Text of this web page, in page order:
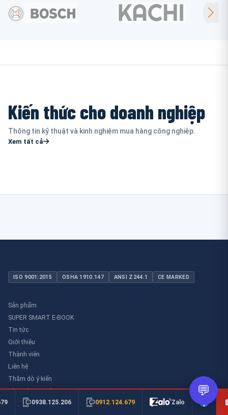
Kiến thức cho doanh nghiệp
Thông tin kỹ thuật và kinh nghiệm mua hàng công nghiệp.
Xem tất cả
ISO 9001:2015 OSHA 1910.147 ANSI Z244.1 CE MARKED
Sản phẩm
SUPER SMART E-BOOK
Tin tức
Giới thiệu
Thành viên
Liên hệ
Thăm dò ý kiến
Thư viên an toàn
0938.125.206 0912.124.679 Zalo
💬